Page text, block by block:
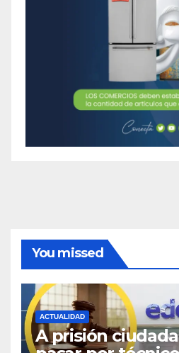
You missed
ACTUALIDAD
A prisión